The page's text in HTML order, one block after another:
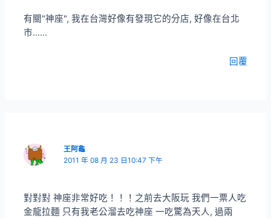
有關"神座", 我在台灣好像有發現它的分店, 好像在台北
市……
回覆
王阿龜
2011 年 08 月 23 日10:47 下午
對對對 神座非常好吃！！！之前去大阪玩 我們一票人吃
金龍拉麵 只有我老公溜去吃神座 一吃驚為天人, 過兩